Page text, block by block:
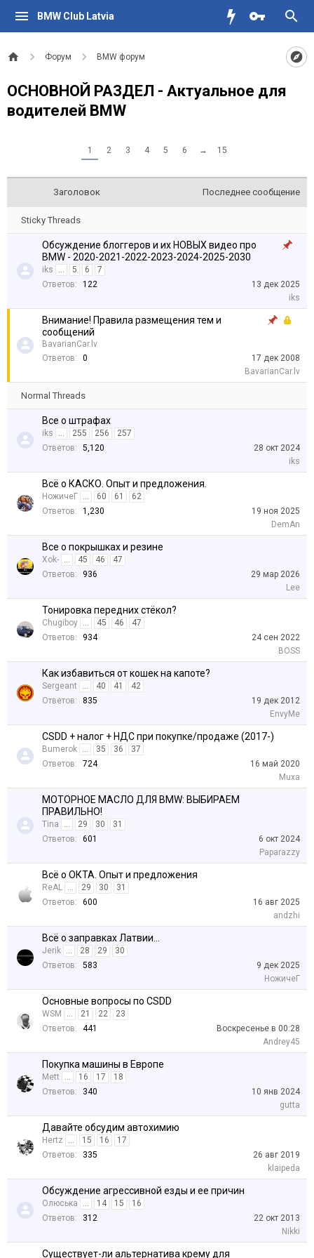
BMW Club Latvia
Форум BMW форум
ОСНОВНОЙ РАЗДЕЛ - Актуальное для
водителей BMW
1 2 3 4 5 6 → 15
Заголовок Последнее сообщение
Sticky Threads
Обсуждение блоггеров и их НОВЫХ видео про
BMW - 2020-2021-2022-2023-2024-2025-2030
iks ... 5 6
7
Ответов:
122
13 дек 2025
iks
Внимание! Правила размещения тем и
сообщений
BavarianCar.lv
Ответов:
0
17 дек 2008
BavarianCar.lv
Normal Threads
Все о штрафах
iks ... 255 256
257
Ответов:
5,120
28 окт 2024
iks
Всё о КАСКО. Опыт и предложения.
НожичеГ ... 60 61
62
Ответов:
1,230
19 ноя 2025
DemAn
Все о покрышках и резине
Xok- ... 45 46
47
Ответов:
936
29 мар 2026
Lee
Тонировка передних стёкoл?
Chugiboy ... 45 46
47
Ответов:
934
24 сен 2022
BOSS
Как избавиться от кошек на капоте?
Sergeant ... 40 41
42
Ответов:
835
19 дек 2012
EnvyMe
CSDD + налог + НДС при покупке/продаже (2017-)
Bumerok ... 35 36
37
Ответов:
724
16 май 2020
Muxa
МОТОРНОЕ МАСЛО ДЛЯ BMW: ВЫБИРАЕМ
ПРАВИЛЬНО!
Tina ... 29 30
31
Ответов:
601
6 окт 2024
Paparazzy
Всё о ОКТА. Опыт и предложения
ReAL ... 29 30
31
Ответов:
600
16 авг 2025
аndzhi
Всё о заправках Латвии...
Jerik ... 28 29
30
Ответов:
583
9 дек 2025
НожичеГ
Основные вопросы по CSDD
WSM ... 21 22
23
Ответов:
441
Воскресенье в 00:28
Andrey45
Покупка машины в Европе
Mett ... 16 17
18
Ответов:
340
10 янв 2024
gutta
Давайте обсудим автохимию
Hertz ... 15 16
17
Ответов:
335
26 авг 2019
klaipeda
Обсуждение агрессивной езды и ее причин
Олюська ... 14 15
16
Ответов:
312
22 окт 2013
Nikki
Существует-ли альтернатива крему для